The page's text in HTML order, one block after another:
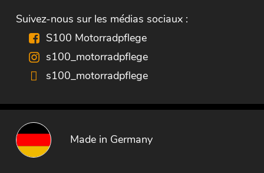
Suivez-nous sur les médias sociaux :
S100 Motorradpflege
s100_motorradpflege
s100_motorradpflege
Made in Germany